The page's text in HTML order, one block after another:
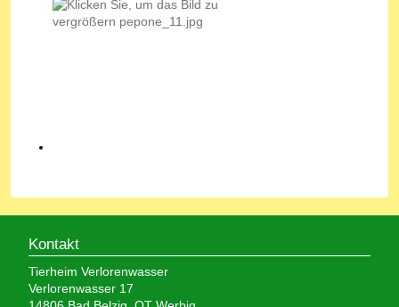
Kontakt
Tierheim Verlorenwasser
Verlorenwasser 17